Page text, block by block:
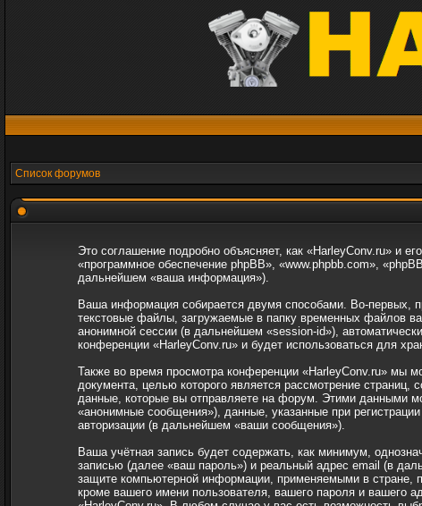
Список форумов
Это соглашение подробно объясняет, как «HarleyConv.ru» и
«программное обеспечение phpBB», «www.phpbb.com»,
дальнейшем «ваша информация»).
Ваша информация собирается двумя способами. Во-первых,
текстовые файлы, загружаемые в папку временных файлов
анонимной сессии (в дальнейшем «session-id»),
конференции «HarleyConv.ru» и будет использоваться для
Также во время просмотра конференции «HarleyConv.ru» мы
документа, целью которого является рассмотрение
данные, которые вы отправляете на форум. Этими данными
«анонимные сообщения»), данные, указанные при
авторизации (в дальнейшем «ваши сообщения»).
Ваша учётная запись будет содержать, как минимум,
записью (далее «ваш пароль») и реальный адрес email (в
защите компьютерной информации, применяемыми в стране,
кроме вашего имени пользователя, вашего пароля и вашего